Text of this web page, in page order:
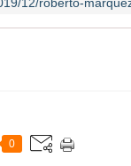
0